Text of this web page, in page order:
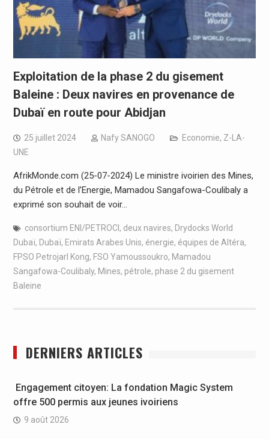
Exploitation de la phase 2 du gisement
Baleine : Deux navires en provenance de
Dubaï en route pour Abidjan
25 juillet 2024 Nafy SANOGO Economie, Z-LA-
UNE
AfrikMonde.com (25-07-2024) Le ministre ivoirien des Mines,
du Pétrole et de l’Energie, Mamadou Sangafowa-Coulibaly a
exprimé son souhait de voir…
consortium ENI/PETROCI , deux navires, Drydocks World
Dubaï, Dubaï, Emirats Arabes Unis, énergie, équipes de Altéra,
FPSO Petrojarl Kong, FSO Yamoussoukro, Mamadou
Sangafowa-Coulibaly, Mines, pétrole, phase 2 du gisement
Baleine
DERNIERS ARTICLES
Engagement citoyen: La fondation Magic System
offre 500 permis aux jeunes ivoiriens
9 août 2026